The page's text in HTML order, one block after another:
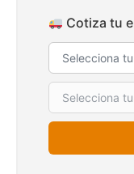
Cotiza tu
Transpaleta
de 2tn
$1.990.000